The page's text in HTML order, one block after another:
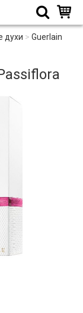
духи > Guerlain